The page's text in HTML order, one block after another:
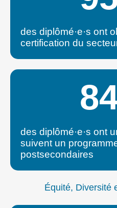
des diplômé·e·s ont
certification du
des diplômé·e·s ont
suivent un
postsecondaires
Équité, Diversité